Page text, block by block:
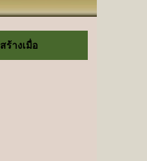
สร้างเมื่อ